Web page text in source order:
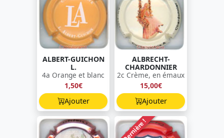
ALBERT-GUICHON
L.
4a Orange et blanc
1,50€
Ajouter
ALBRECHT-
CHARDONNIER
2c Crème, en émaux
15,00€
Ajouter
Dernière !